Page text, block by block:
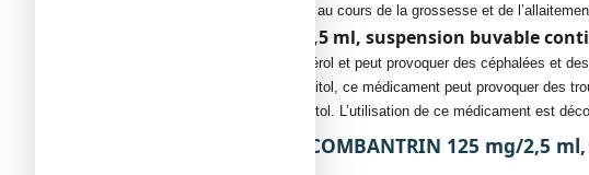
D’une façon générale, il convient au cours de la grossesse et de
COMBANTRIN 125 mg/2,5 ml, suspension buvable
Ce médicament contient du glycérol et peut provoquer des céphalées et
En raison de la présence de sorbitol, ce médicament peut provoquer des
Ce médicament contient du sorbitol. L’utilisation de ce médicament est
3. COMMENT PRENDRE COMBANTRIN 125 mg/2,5